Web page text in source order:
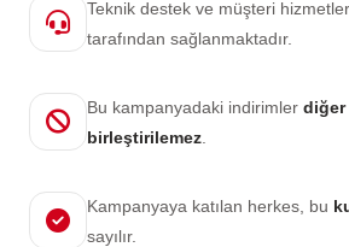
Teknik destek ve müşteri
tarafından sağlanmaktadır.
Bu kampanyadaki indirimler diğer
birleştirilemez
Kampanyaya katılan herkes, bu
sayılır.